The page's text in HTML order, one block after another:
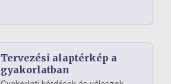
Tervezési alaptérkép a
gyakorlatban